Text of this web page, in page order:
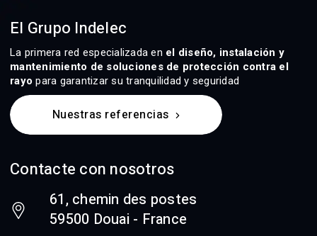
El Grupo Indelec
La primera red especializada en el diseño, instalación y
mantenimiento de soluciones de protección contra el
rayo para garantizar su tranquilidad y seguridad
Nuestras referencias
Contacte con nosotros
61, chemin des postes
59500 Douai - France